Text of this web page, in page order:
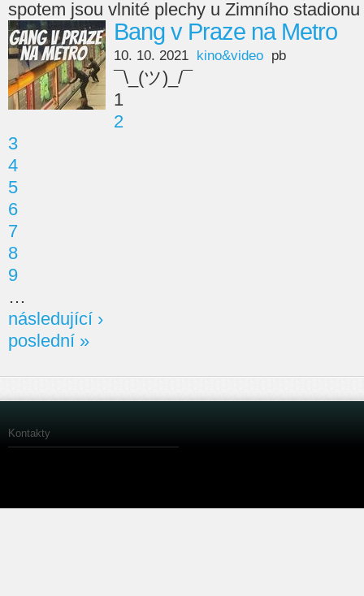
spotem jsou vlnité plechy u Zimního
Bang v Praze na Metro
10. 10. 2021 kino&video pb
¯\_(ツ)_/¯
1
2
3
4
5
6
7
8
9
…
následující ›
poslední »
Kontakty